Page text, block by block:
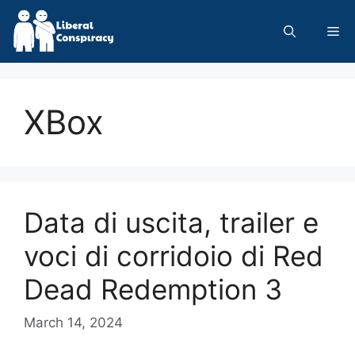
Skip
content
XBox
Data di uscita, trailer e
voci di corridoio di Red
Dead Redemption 3
March 14, 2024